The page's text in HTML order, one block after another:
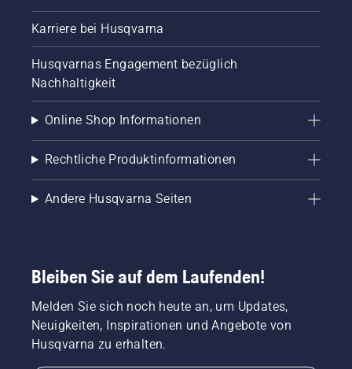
Karriere bei Husqvarna
Husqvarnas Engagement bezüglich
Nachhaltigkeit
Online Shop Informationen
Rechtliche Produktinformationen
Andere Husqvarna Seiten
Bleiben Sie auf dem Laufenden!
Melden Sie sich noch heute an, um Updates,
Neuigkeiten, Inspirationen und Angebote von
Husqvarna zu erhalten.